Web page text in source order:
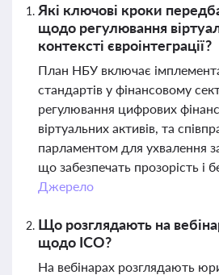
Які ключові кроки
щодо регулювання
контексті євроінтеграції?
План НБУ включає
стандартів у фінансовому
регулювання цифрових
віртуальних активів, та
парламентом для ухвалення
що забезпечать прозорість і
Джерело
Що розглядають на
щодо ІСО?
На вебінарах розглядають